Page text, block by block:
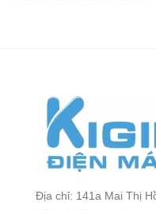
Địa chỉ: 141a Mai Thị